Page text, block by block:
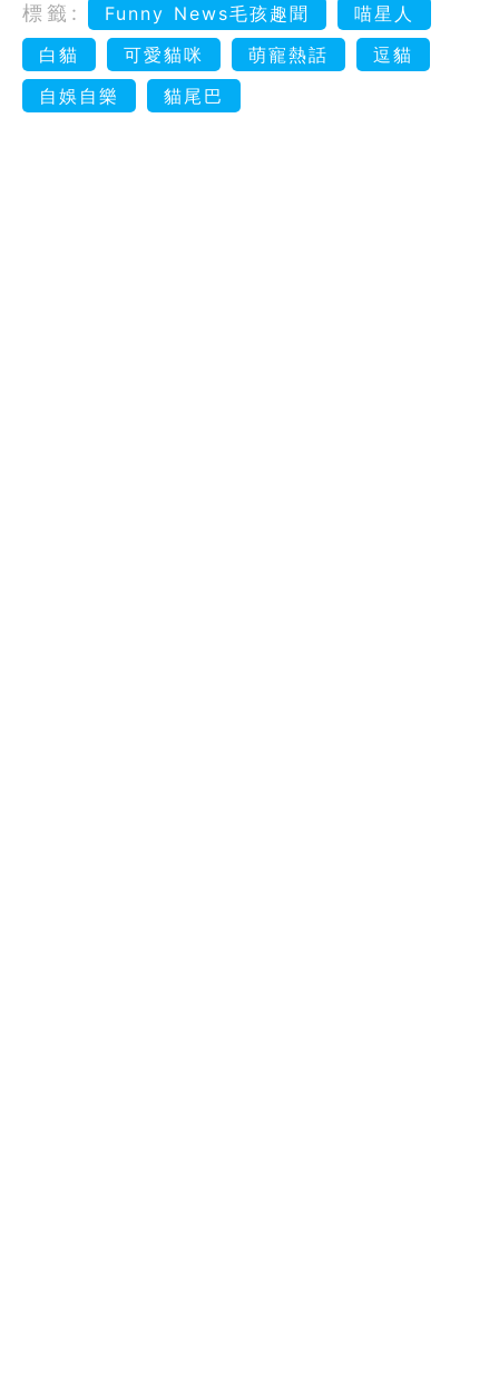
標籤: Funny News毛孩趣聞
喵星人
白貓
可愛貓咪 萌寵熱話
逗貓
自娛自樂
貓尾巴